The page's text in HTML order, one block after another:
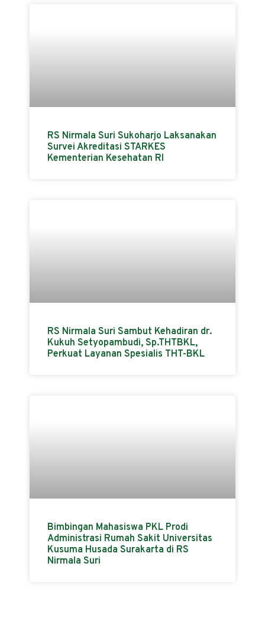
RS Nirmala Suri Sukoharjo Laksanakan
Survei Akreditasi STARKES
Kementerian Kesehatan RI
RS Nirmala Suri Sambut Kehadiran dr.
Kukuh Setyopambudi, Sp.THTBKL,
Perkuat Layanan Spesialis THT-BKL
Bimbingan Mahasiswa PKL Prodi
Administrasi Rumah Sakit Universitas
Kusuma Husada Surakarta di RS
Nirmala Suri